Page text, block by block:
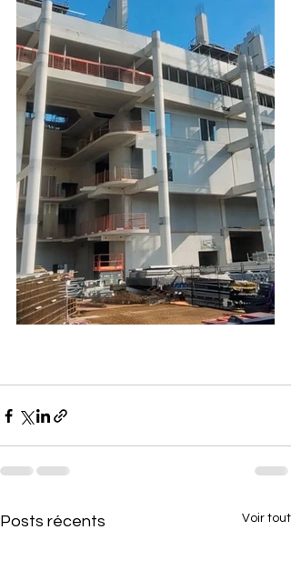
Posts récents Voir tout